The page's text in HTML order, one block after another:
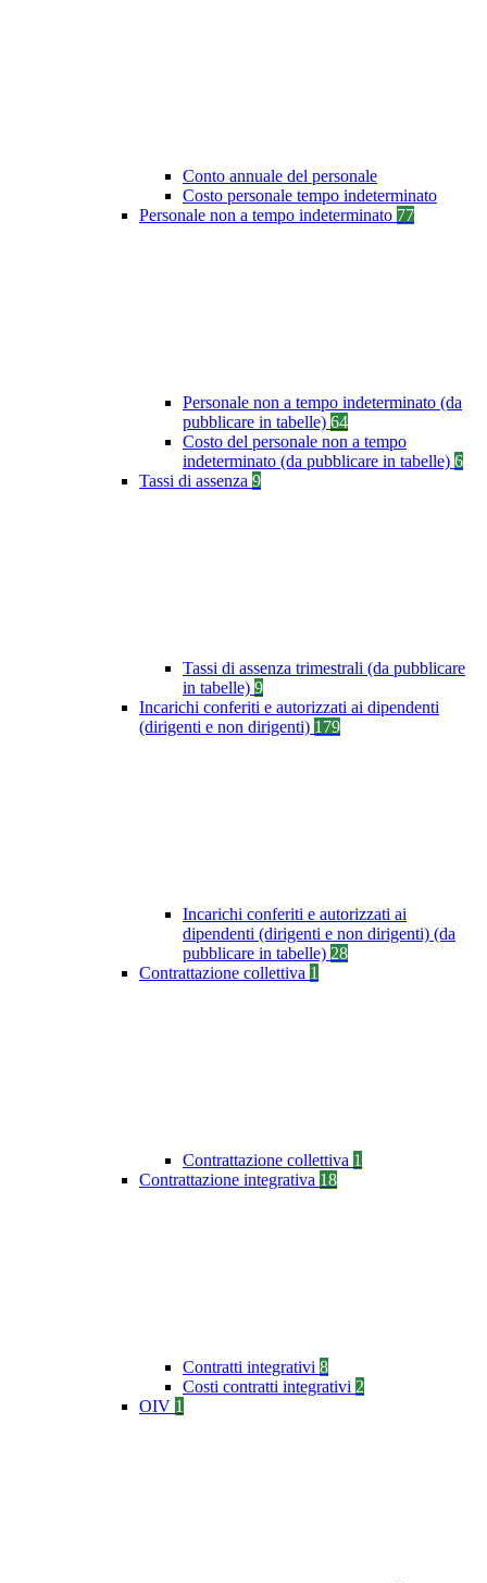
Conto annuale del personale
Costo personale tempo indeterminato
Personale non a tempo indeterminato 77
Personale non a tempo indeterminato (da
pubblicare in tabelle) 64
Costo del personale non a tempo
indeterminato (da pubblicare in tabelle) 6
Tassi di assenza 9
Tassi di assenza trimestrali (da pubblicare
in tabelle) 9
Incarichi conferiti e autorizzati ai dipendenti
(dirigenti e non dirigenti) 179
Incarichi conferiti e autorizzati ai
dipendenti (dirigenti e non dirigenti) (da
pubblicare in tabelle) 28
Contrattazione collettiva 1
Contrattazione collettiva 1
Contrattazione integrativa 18
Contratti integrativi 8
Costi contratti integrativi 2
OIV 1